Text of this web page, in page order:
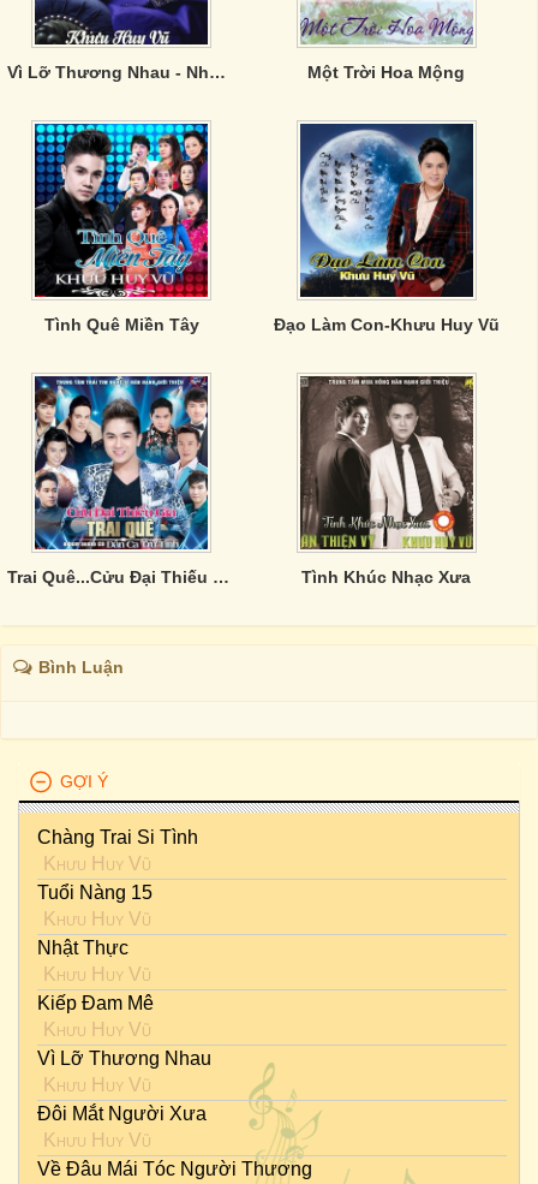
Vì Lỡ Thương Nhau - Những Tình Khúc Vượt Thời Gian Một Trời Hoa Mộng
Tình Quê Miền Tây Đạo Làm Con-Khưu Huy Vũ
Trai Quê...Cửu Đại Thiếu Gia Tình Khúc Nhạc Xưa
Bình Luận
GỢI Ý
Chàng Trai Si Tình
Khưu Huy Vũ
Tuổi Nàng 15
Khưu Huy Vũ
Nhật Thực
Khưu Huy Vũ
Kiếp Đam Mê
Khưu Huy Vũ
Vì Lỡ Thương Nhau
Khưu Huy Vũ
Đôi Mắt Người Xưa
Khưu Huy Vũ
Về Đâu Mái Tóc Người Thương